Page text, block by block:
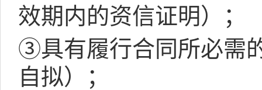
效期内的资信证明）；
③具有履行合同所必需
自拟）；